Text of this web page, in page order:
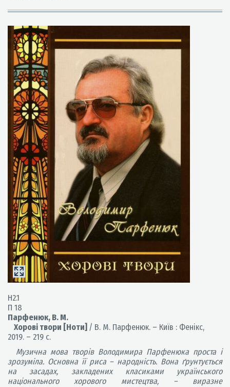
Н2.1
П 18
Парфенюк, В. М.
Хорові твори [Ноти] / В. М. Парфенюк. – Київ : Фенікс,
2019. – 219 с.
Музична мова творів Володимира Парфенюка проста і
зрозуміла. Основна її риса – народність. Вона ґрунтується
на засадах, закладених класиками українського
національного хорового мистецтва, – виразне